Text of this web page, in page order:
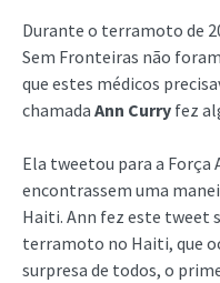
Durante o terramoto de
Sem Fronteiras não
que estes médicos
chamada Ann Curry fez
Ela tweetou para a Força
encontrassem uma
Haiti. Ann fez este tweet
terramoto no Haiti, que
surpresa de todos, o